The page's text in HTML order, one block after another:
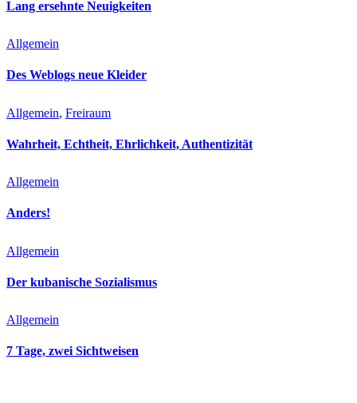
Lang ersehnte Neuigkeiten
Allgemein
Des Weblogs neue Kleider
Allgemein, Freiraum
Wahrheit, Echtheit, Ehrlichkeit, Authentizität
Allgemein
Anders!
Allgemein
Der kubanische Sozialismus
Allgemein
7 Tage, zwei Sichtweisen